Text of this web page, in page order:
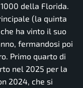
della Florida.
(la quinta
ha vinto il suo
fermandosi poi
Primo quarto di
nel 2025 per la
2024, che si